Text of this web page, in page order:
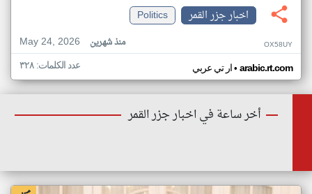
اخبار جزر القمر
Politics
May 24, 2026
منذ شهرين OX58UY
ار تي عربي• arabic.rt.com عدد الكلمات: ٣٢٨
أخر ساعة في اخبار جزر القمر